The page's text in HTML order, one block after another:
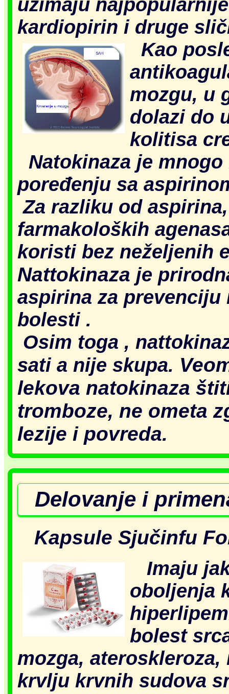
uzimaju
kardiopirin i druge
Kao
mozgu, u
dolazi do
kolitisa
Natokinaza je
poređenju sa
Za razliku od
farmakoloških
koristi bez neželjenih
Nattokinaza je
aspirina za
bolesti .
Osim toga ,
sati a nije skupa.
lekova natokinaza
tromboze, ne ometa
lezije i povreda.
Delovanje i
Kapsule Sjučinfu
Imaju
oboljenja
bolest
mozga,
krvlju krvnih sudova